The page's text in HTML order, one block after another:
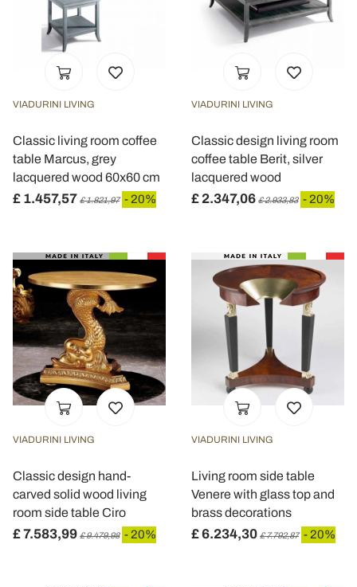
VIADURINI LIVING
Classic living room coffee
table Marcus, grey
lacquered wood 60x60 cm
£ 1.457,57 £ 1.821,97 - 20%
VIADURINI LIVING
Classic design living room
coffee table Berit, silver
lacquered wood
£ 2.347,06 £ 2.933,83 - 20%
VIADURINI LIVING
Classic design hand-
carved solid wood living
room side table Ciro
£ 7.583,99 £ 9.479,98 - 20%
VIADURINI LIVING
Living room side table
Venere with glass top and
brass decorations
£ 6.234,30 £ 7.792,87 - 20%